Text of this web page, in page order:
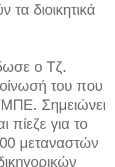
τα διοικητικά
ο Τζ.
του που
Σημειώνει
πίεζε για το
μεταναστών